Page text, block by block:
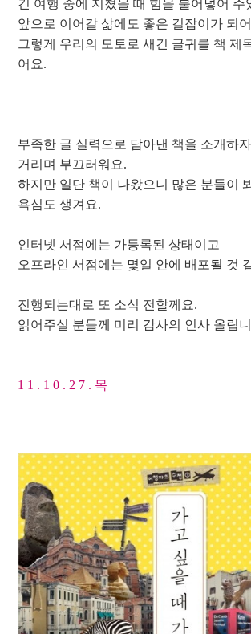
긴 여행 중에 지쳤을 때 힘을 불어넣어 주
앞으로 이어갈 삶에도 좋은 길잡이가 되
그렇게 우리의 모토로 새긴 글귀를 책 제
어요.
부족한 글 실력으로 담아낸 책을 소개하
거리며 부끄러워요.
하지만 일단 책이 나왔으니 많은 분들이
욕심도 생겨요.
인터넷 서점에는 가등록된 상태이고
오프라인 서점에는 몇일 안에 배포될 것
진행되는대로 또 소식 전할께요.
읽어주실 분들께 미리 감사의 인사 올립
1 1 . 1 0 . 2 7 . 목